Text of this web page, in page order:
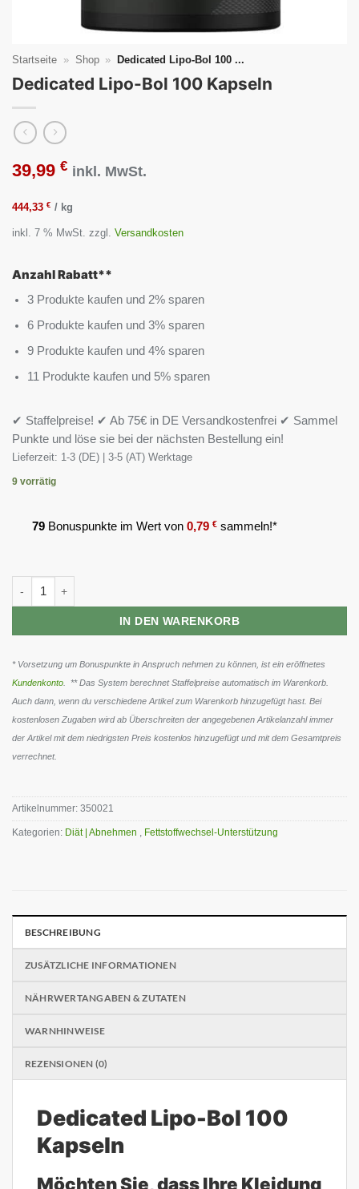
Startseite » Shop » Dedicated Lipo-Bol 100 ...
Dedicated Lipo-Bol 100 Kapseln
39,99 € inkl. MwSt.
444,33 € / kg
inkl. 7 % MwSt. zzgl. Versandkosten
Anzahl Rabatt**
3 Produkte kaufen und 2% sparen
6 Produkte kaufen und 3% sparen
9 Produkte kaufen und 4% sparen
11 Produkte kaufen und 5% sparen
✔ Staffelpreise! ✔ Ab 75€ in DE Versandkostenfrei ✔ Sammel
Punkte und löse sie bei der nächsten Bestellung ein!
Lieferzeit: 1-3 (DE) | 3-5 (AT) Werktage
9 vorrätig
79 Bonuspunkte im Wert von 0,79 € sammeln!*
Dedicated Lipo-Bol 100 Kapseln Menge
IN DEN WARENKORB
* Vorsetzung um Bonuspunkte in Anspruch nehmen zu können, ist ein eröffnetes
Kundenkonto . ** Das System berechnet Staffelpreise automatisch im Warenkorb.
Auch dann, wenn du verschiedene Artikel zum Warenkorb hinzugefügt hast. Bei
kostenlosen Zugaben wird ab Überschreiten der angegebenen Artikelanzahl immer
der Artikel mit dem niedrigsten Preis kostenlos hinzugefügt und mit dem Gesamtpreis
verrechnet.
Artikelnummer: 350021
Kategorien: Diät | Abnehmen , Fettstoffwechsel-Unterstützung
BESCHREIBUNG
ZUSÄTZLICHE INFORMATIONEN
NÄHRWERTANGABEN & ZUTATEN
WARNHINWEISE
REZENSIONEN (0)
Dedicated Lipo-Bol 100
Kapseln
Möchten Sie, dass Ihre Kleidung